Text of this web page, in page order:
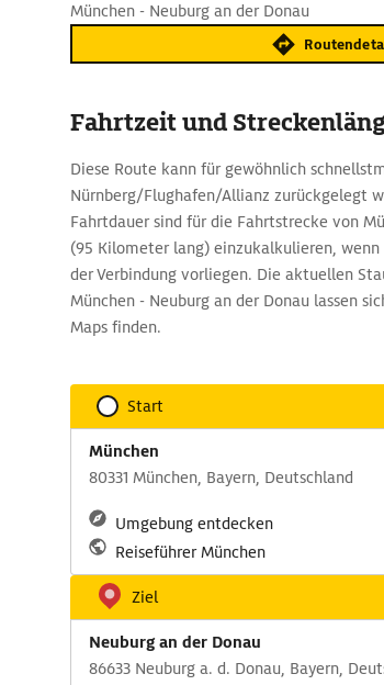
München - Neuburg an der Donau
Fahrtzeit und
Diese Route kann für gewöhnlich
Nürnberg/Flughafen/Allianz zurückgelegt
Fahrtdauer sind für die Fahrtstrecke von
(95 Kilometer lang) einzukalkulieren,
der Verbindung vorliegen. Die aktuellen
München - Neuburg an der Donau lassen
Maps finden.
Start
München
80331 München, Bayern, Deutschland
Umgebung entdecken
Reiseführer München
Ziel
Neuburg an der Donau
86633 Neuburg a. d. Donau, Bayern,